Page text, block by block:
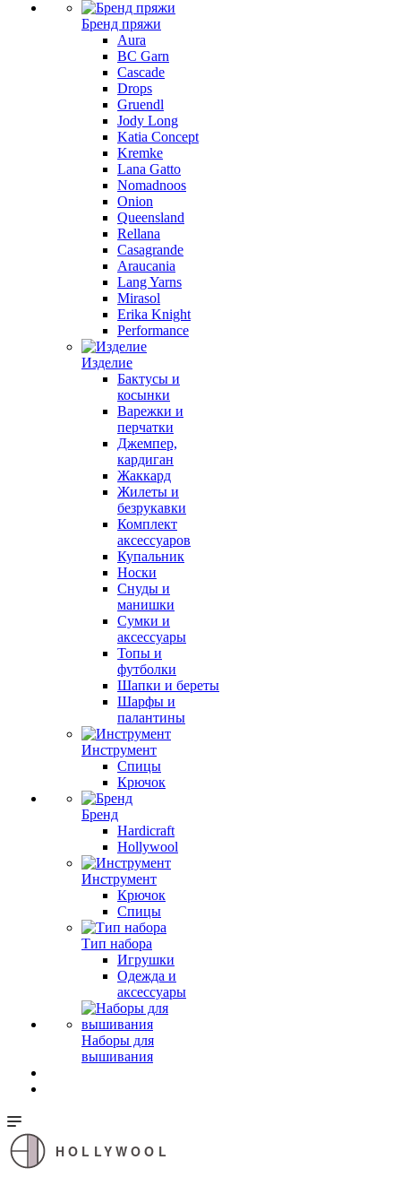
Бренд пряжи
Aura
BC Garn
Cascade
Drops
Gruendl
Jody Long
Katia Concept
Kremke
Lana Gatto
Nomadnoos
Onion
Queensland
Rellana
Casagrande
Araucania
Lang Yarns
Mirasol
Erika Knight
Performance
Изделие
Бактусы и
косынки
Варежки и
перчатки
Джемпер,
кардиган
Жаккард
Жилеты и
безрукавки
Комплект
аксессуаров
Купальник
Носки
Снуды и
манишки
Сумки и
аксессуары
Топы и
футболки
Шапки и береты
Шарфы и
палантины
Инструмент
Спицы
Крючок
Бренд
Hardicraft
Hollywool
Инструмент
Крючок
Спицы
Тип набора
Игрушки
Одежда и
аксессуары
Наборы для
вышивания
HOLLYWOOL